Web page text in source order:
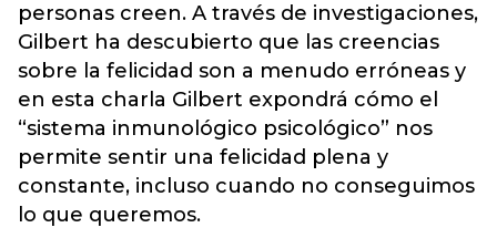
personas creen. A través de investigaciones,
Gilbert ha descubierto que las creencias
sobre la felicidad son a menudo erróneas y
en esta charla Gilbert expondrá cómo el
“sistema inmunológico psicológico” nos
permite sentir una felicidad plena y
constante, incluso cuando no conseguimos
lo que queremos.